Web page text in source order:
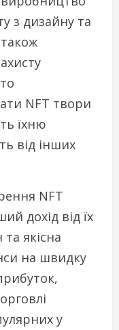
з дизайну та
NFT твори
їхню
від інших
NFT
дохід від їх
якісна
на швидку
у